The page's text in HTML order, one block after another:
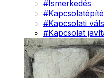
#Ismerkedés
#
#Kapcsolati
#Kapcsolat